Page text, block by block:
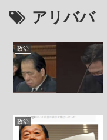
アリババ
政治
政治